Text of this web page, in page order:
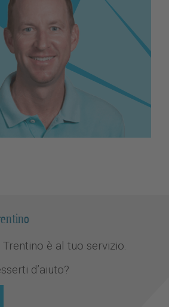
è al tuo servizio.
d’aiuto?